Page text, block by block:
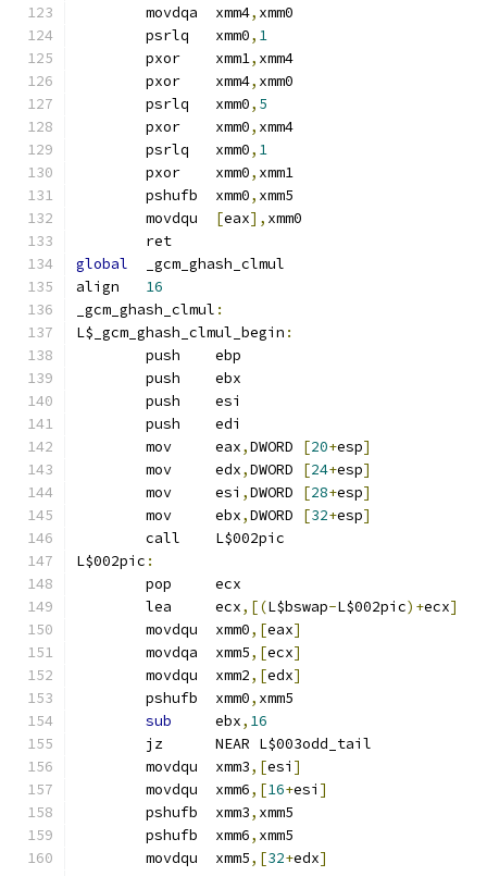
	movdqa	xmm4
, xmm0
	psrlq	xmm0
, 1
	pxor	xmm1
, xmm4
	pxor	xmm4
, xmm0
	psrlq	xmm0
, 5
	pxor	xmm0
, xmm4
	psrlq	xmm0
, 1
	pxor	xmm0
, xmm1
	pshufb	xmm0
, xmm5
[eax], xmm0
	ret
global
	_gcm_ghash_clmul
16
_gcm_ghash_clmul :
L$_gcm_ghash_clmul_begin :
	push	ebp
	push	ebx
	push	esi
	push	edi
	mov	eax
,DWORD [20+esp]
	mov	edx
,DWORD [24+esp]
	mov	esi
,DWORD [28+esp]
	mov	ebx
,DWORD [32+esp]
	call	L$002pic
L$002pic :
	pop	ecx
	lea	ecx
,[(L$bswap-L$002pic)+ecx]
	movdqu	xmm0
,[eax]
	movdqa	xmm5
,[ecx]
	movdqu	xmm2
,[edx]
	pshufb	xmm0
, xmm5
sub
	ebx
, 16
	jz	NEAR L$003odd_tail
	movdqu	xmm3
,[esi ]
	movdqu	xmm6
,[16+esi ]
	pshufb	xmm3
, xmm5
	pshufb	xmm6
, xmm5
	movdqu	xmm5
,[32+edx]